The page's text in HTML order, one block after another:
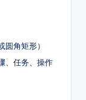
角矩形）
、任务、操作